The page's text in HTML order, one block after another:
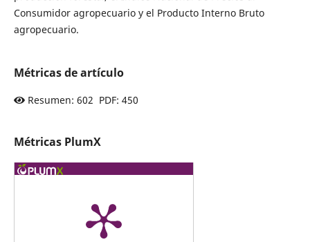
Consumidor agropecuario y el Producto Interno Bruto
agropecuario.
Métricas de artículo
Resumen: 602 PDF: 450
Métricas PlumX